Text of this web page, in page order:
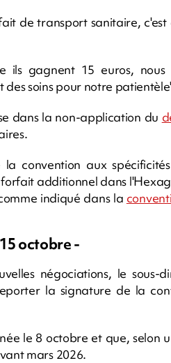
de transport sanitaire, c'est
gagnent 15 euros, nous
soins pour notre
dans la non-application du
convention aux
additionnel dans
indiqué dans la
octobre -
négociations, le sous-
la signature de la
le 8 octobre et que, selon
mars 2026.